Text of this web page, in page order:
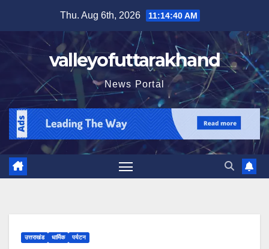
content
Thu. Aug 6th, 2026 11:14:41 AM
valleyofuttarakhand
News Portal
उत्तराखंड धार्मिक पर्यटन